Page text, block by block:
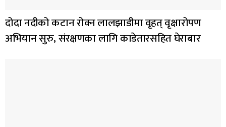
दोदा नदीको कटान रोक्न लालझाडीमा वृहत् वृक्षारोपण
अभियान सुरु, संरक्षणका लागि काडेतारसहित घेराबार